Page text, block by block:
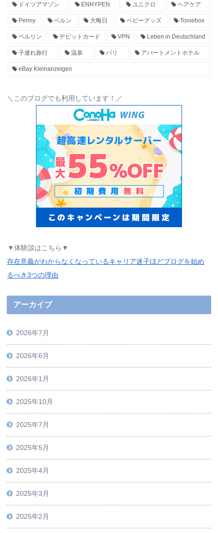
ドイツアマゾン ENHYPEN ユニクロ ヘアケア
Penny ベルン 大晦日 ベビーグッズ Toniebox
ベルリン デビットカード VPN Leben in Deutschland
子連れ旅行 温泉 パリ アパートメントホテル
eBay Kleinanzeigen
＼このブログでも利用しています！／
▼体験談はこちら▼
存在意義がわからなくなっているキャリア迷子ほどブログを始め
るべき3つの理由
アーカイブ
2026年7月
2026年6月
2026年1月
2025年10月
2025年7月
2025年5月
2025年4月
2025年3月
2025年2月